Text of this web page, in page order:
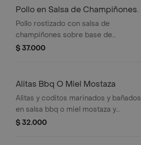
Pollo en Salsa de Champiñones.
Pollo rostizado con salsa de
champiñones sobre base de
bechamel.
$ 37.000
Alitas Bbq O Miel Mostaza
Alitas y coditos marinados y bañados
en salsa bbq o miel mostaza y
acompañados de encurtidos.
$ 32.000